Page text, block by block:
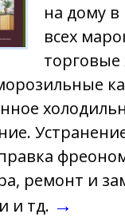
на дому
всех
ремонт и
и тд. →